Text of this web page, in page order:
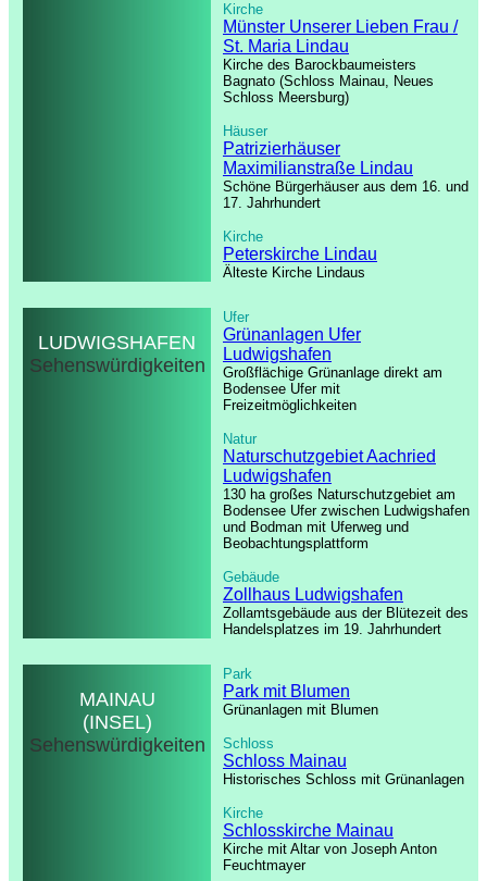
Kirche
Münster Unserer Lieben Frau /
St. Maria Lindau
Kirche des Barockbaumeisters
Bagnato (Schloss Mainau, Neues
Schloss Meersburg)
Häuser
Patrizierhäuser
Maximilianstraße Lindau
Schöne Bürgerhäuser aus dem 16. und
17. Jahrhundert
Kirche
Peterskirche Lindau
Älteste Kirche Lindaus
LUDWIGSHAFEN
Sehenswürdigkeiten
Ufer
Grünanlagen Ufer
Ludwigshafen
Großflächige Grünanlage direkt am
Bodensee Ufer mit
Freizeitmöglichkeiten
Natur
Naturschutzgebiet Aachried
Ludwigshafen
130 ha großes Naturschutzgebiet am
Bodensee Ufer zwischen Ludwigshafen
und Bodman mit Uferweg und
Beobachtungsplattform
Gebäude
Zollhaus Ludwigshafen
Zollamtsgebäude aus der Blütezeit des
Handelsplatzes im 19. Jahrhundert
MAINAU
(INSEL)
Sehenswürdigkeiten
Park
Park mit Blumen
Grünanlagen mit Blumen
Schloss
Schloss Mainau
Historisches Schloss mit Grünanlagen
Kirche
Schlosskirche Mainau
Kirche mit Altar von Joseph Anton
Feuchtmayer